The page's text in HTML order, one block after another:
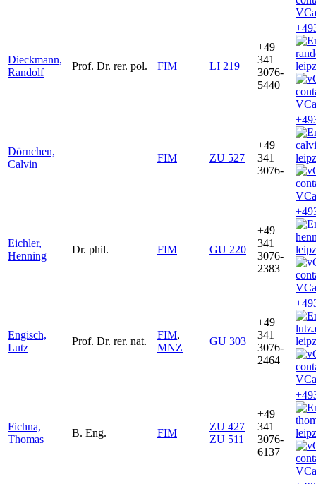
Dieckmann,
Randolf
Prof. Dr. rer. pol. FIM LI 219
+49
341
3076-
5440
Dörnchen,
Calvin
FIM ZU 527
+49
341
3076-
Eichler,
Henning
Dr. phil. FIM GU 220
+49
341
3076-
2383
Engisch,
Lutz
Prof. Dr. rer. nat.
FIM,
MNZ
GU 303
+49
341
3076-
2464
Fichna,
Thomas
B. Eng. FIM
ZU 427
ZU 511
+49
341
3076-
6137